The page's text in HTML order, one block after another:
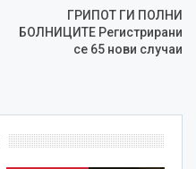
ГРИПОТ ГИ ПОЛНИ
БОЛНИЦИТЕ Регистрирани
се 65 нови случаи